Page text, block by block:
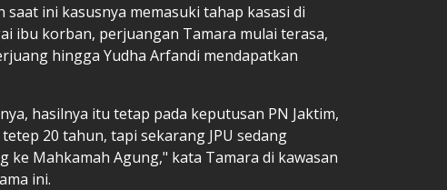
saat ini kasusnya memasuki tahap kasasi di
ibu korban, perjuangan Tamara mulai terasa,
hingga Yudha Arfandi mendapatkan
hasilnya itu tetap pada keputusan PN Jaktim,
20 tahun, tapi sekarang JPU sedang
ke Mahkamah Agung," kata Tamara di kawasan
ini.